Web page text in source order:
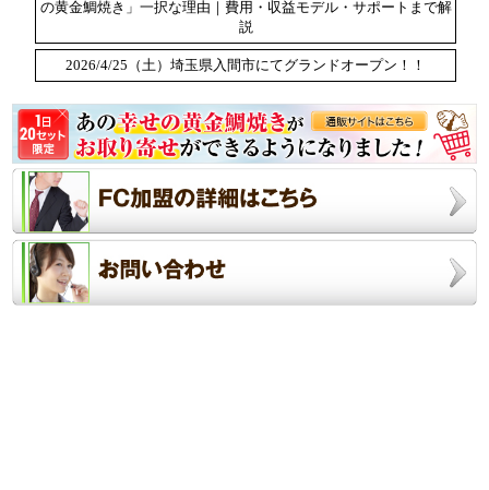
の黄金鯛焼き」一択な理由｜費用・収益モデル・サポートまで解
説
2026/4/25（土）埼玉県入間市にてグランドオープン！！